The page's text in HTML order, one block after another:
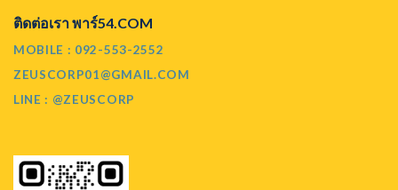
ติดต่อเรา พาร์54.COM
MOBILE : 092-553-2552
ZEUSCORP01@GMAIL.COM
LINE : @ZEUSCORP